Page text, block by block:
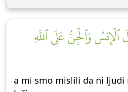
ٱلۡإِنسُ وَٱلۡجِنُّ عَلَى ٱللَّهِ
a mi smo mislili da ni ljudi